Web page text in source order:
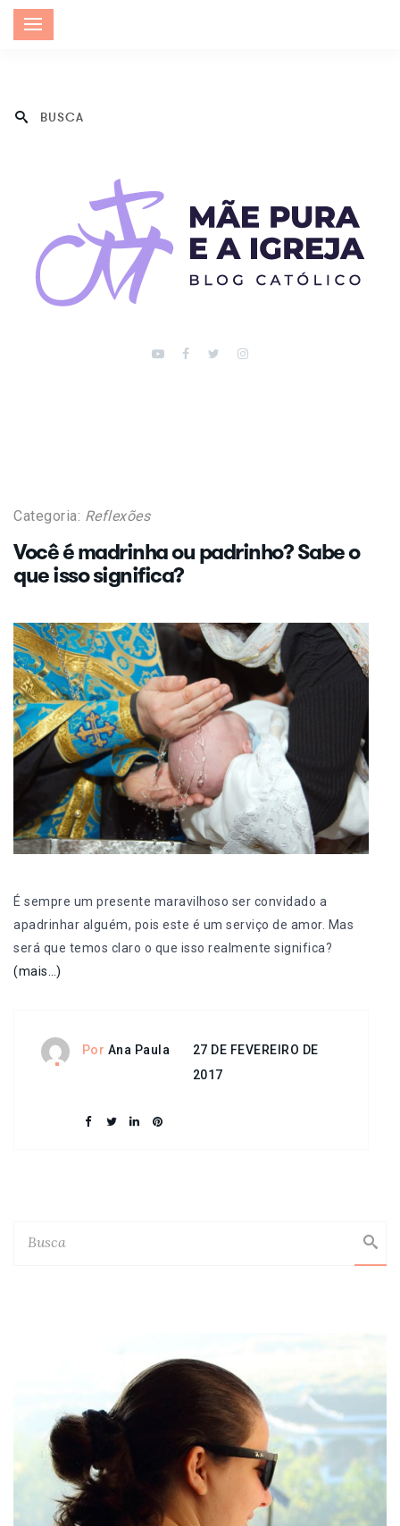
Categoria: Reflexões
Você é madrinha ou padrinho? Sabe o
que isso significa?
É sempre um presente maravilhoso ser convidado a
apadrinhar alguém, pois este é um serviço de amor. Mas
será que temos claro o que isso realmente significa?
(mais…)
Por Ana Paula
27 DE FEVEREIRO DE
2017